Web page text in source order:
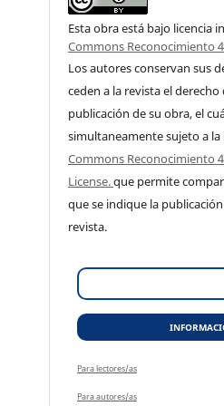
Esta obra está bajo licencia
Commons Reconocimiento
Los autores conservan sus
ceden a la revista el
publicación de su obra, el
simultaneamente sujeto a la
Commons Reconocimiento
License.que permite
que se indique la
revista.
Para lectores/as
Para autores/as